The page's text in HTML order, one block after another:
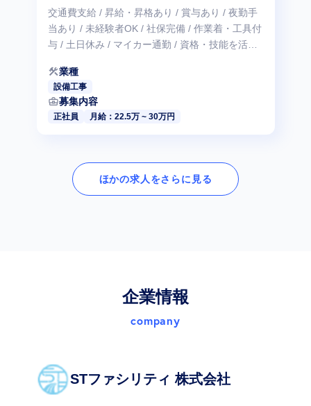
交通費支給 / 昇給・昇格あり / 賞与あり / 夜勤手
当あり / 未経験者OK / 社保完備 / 作業着・工具付
与 / 土日休み / マイカー通勤 / 資格・技能を活か
construction業種
設備工事
business_center募集内容
正社員 月給：22.5万 ~ 30万円
ほかの求人をさらに見る
企業情報
company
STファシリティ 株式会社